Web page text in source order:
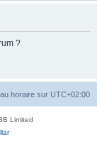
?
horaire sur UTC+02:00
Limited